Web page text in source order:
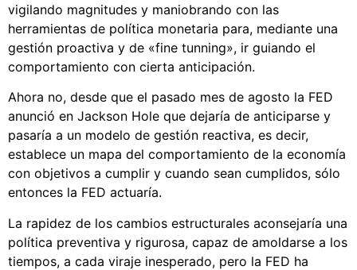
vigilando magnitudes y maniobrando con las
herramientas de política monetaria para, mediante una
gestión proactiva y de «fine tunning», ir guiando el
comportamiento con cierta anticipación.
Ahora no, desde que el pasado mes de agosto la FED
anunció en Jackson Hole que dejaría de anticiparse y
pasaría a un modelo de gestión reactiva, es decir,
establece un mapa del comportamiento de la economía
con objetivos a cumplir y cuando sean cumplidos, sólo
entonces la FED actuaría.
La rapidez de los cambios estructurales aconsejaría una
política preventiva y rigurosa, capaz de amoldarse a los
tiempos, a cada viraje inesperado, pero la FED ha